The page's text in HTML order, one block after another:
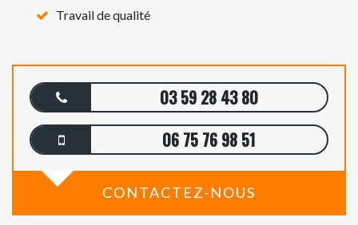
Travail de qualité
03 59 28 43 80
06 75 76 98 51
CONTACTEZ-NOUS